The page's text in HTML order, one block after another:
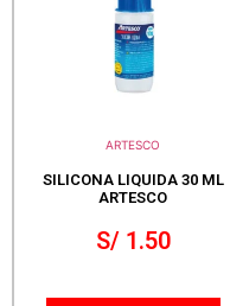
ARTESCO
SILICONA LIQUIDA 30 ML
ARTESCO
S/1.50